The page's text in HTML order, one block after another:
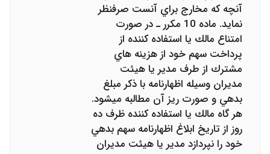
آنچه كه مخارج براي آنست صرفنظر
نمايد. ماده 10 مكرر ـ در صورت
امتناع مالك يا استفاده كننده از
پرداخت سهم خود از هزينه هاي
مشترك از طرف مدير يا هيئت
مديران وسيله اظهارنامه با ذكر مبلغ
بدهي و صورت ريز آن مطالبه ميشود.
هر گاه مالك يا استفاده كننده ظرف ده
روز از تاريخ ابلاغ اظهارنامه سهم بدهي
خود را نپردازد مدير يا هيئت مديران